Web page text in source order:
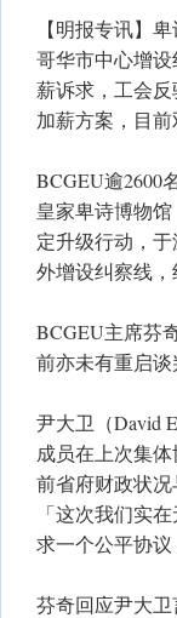
【明报专讯】
哥华市中心增
薪诉求，工会
加薪方案，目前
BCGEU逾2600
皇家卑诗博物
定升级行动，
外增设纠察线
BCGEU主席芬
前亦未有重启
尹大卫（David
成员在上次集
前省府财政状
「这次我们实
求一个公平协议
芬奇回应尹大